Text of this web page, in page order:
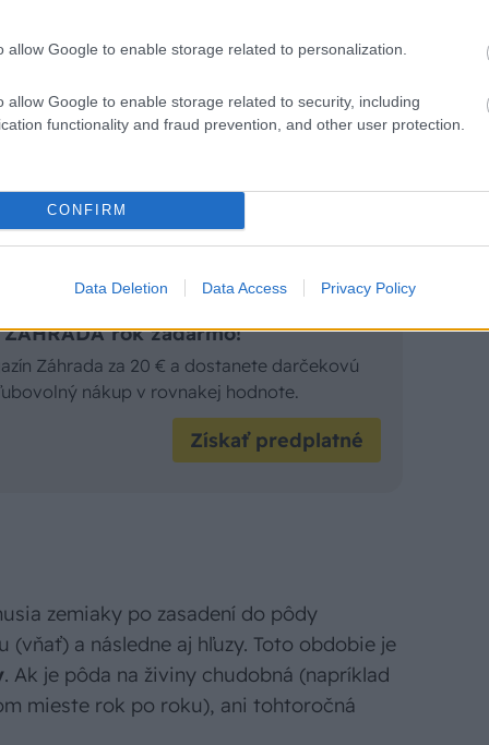
allow Google to enable storage related to personalization.
allow Google to enable storage related to security, including
functionality and fraud prevention, and other user protection.
CONFIRM
Data Deletion Data Access Privacy Policy
rok zadarmo!
Záhrada za 20 € a dostanete darčekovú
nákup v rovnakej hodnote.
Získať predplatné
zemiaky po zasadení do pôdy
a následne aj hľuzy. Toto obdobie je
. Ak je pôda na živiny chudobná (napríklad
mieste rok po roku), ani tohtoročná